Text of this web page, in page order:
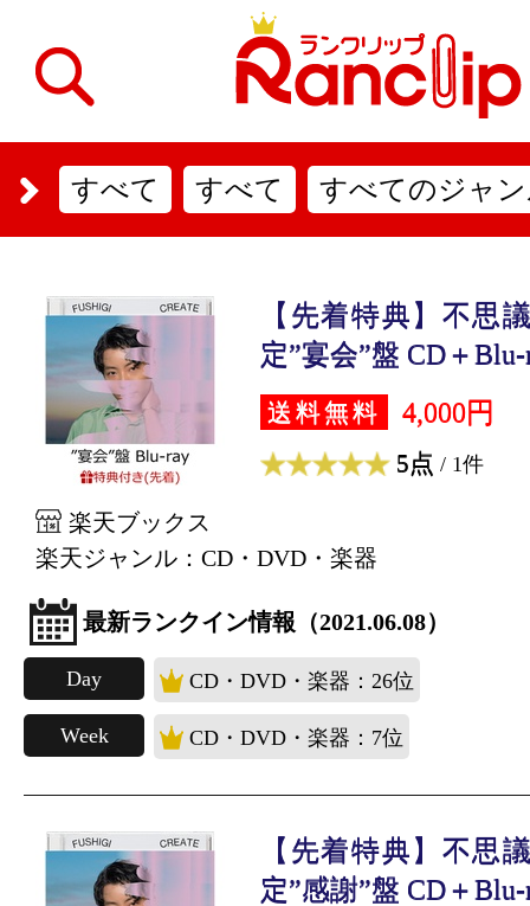
すべて すべて すべてのジャ
【先着特典】不思
定”宴会”盤 CD＋Blu-
送料無料 4,000円
5点 / 1件
楽天ブックス
楽天ジャンル：CD・DVD・楽器
最新ランクイン情報（2021.06.08）
Day CD・DVD・楽器：26位
Week CD・DVD・楽器：7位
【先着特典】不思
定”感謝”盤 CD＋Blu-